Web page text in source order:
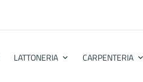
LATTONERIA CARPENTERIA